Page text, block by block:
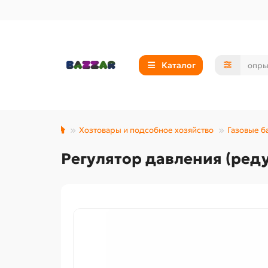
Каталог
Хозтовары и подсобное хозяйство Газовые
Регулятор давления